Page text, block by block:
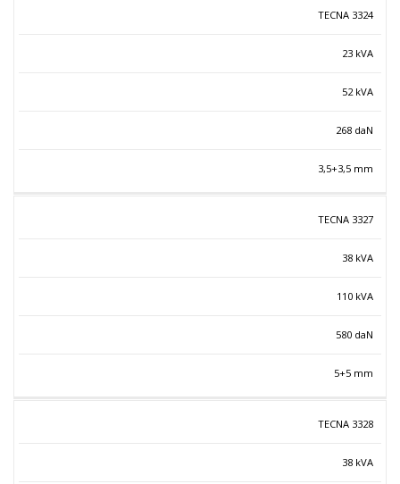
TECNA 3324
23 kVA
52 kVA
268 daN
3,5+3,5 mm
TECNA 3327
38 kVA
110 kVA
580 daN
5+5 mm
TECNA 3328
38 kVA